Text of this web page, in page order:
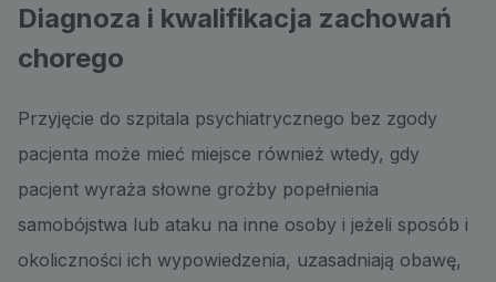
Diagnoza i kwalifikacja zachowań
chorego
Przyjęcie do szpitala psychiatrycznego bez zgody
pacjenta może mieć miejsce również wtedy, gdy
pacjent wyraża słowne groźby popełnienia
samobójstwa lub ataku na inne osoby i jeżeli sposób i
okoliczności ich wypowiedzenia, uzasadniają obawę,